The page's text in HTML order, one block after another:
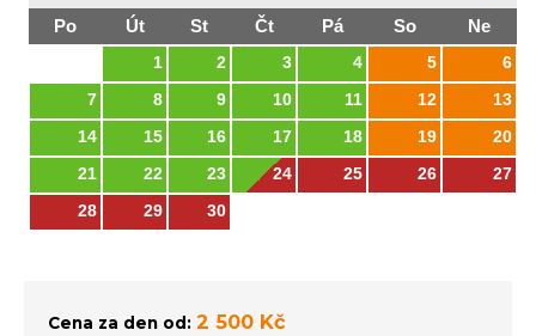
Po
Út St Čt Pá So Ne
1 2 3 4 5 6
7 8 9 10 11 12 13
14 15 16 17 18 19 20
21 22 23 24 25 26 27
28 29 30
Cena za den od: 2 500 Kč